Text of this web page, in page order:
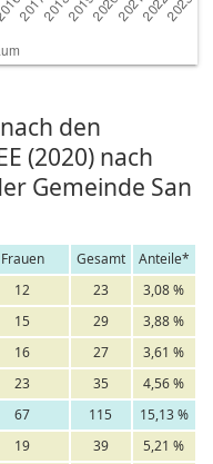
den
(2020) nach
Gemeinde San
Frauen Gesamt
Anteile*
12 23
3,08 %
15 29
3,88 %
16 27
3,61 %
23 35
4,56 %
67 115
15,13 %
19 39
5,21 %